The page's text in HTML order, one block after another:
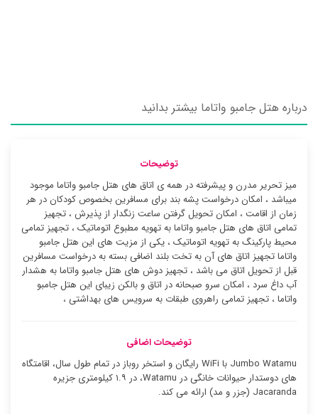
درباره هتل جامبو واتاما بیشتر بدانید
توضیحات
میز تحریر مدرن و پیشرفته در همه ی اتاق های هتل جامبو واتاما موجود
میباشد ، امکان درخواست پشه بند برای مسافرین بخصوص کودکان در هر
زمان از اقامت ، امکان تحویل گرفتن ساعت زنگدار از پذیرش ، تجهیز
تمامی اتاق های هتل جامبو واتاما به تهویه مطبوع اتوماتیک ، تجهیز تمامی
محیط پارکینگ به تهویه اتوماتیک ، یکی از مزیت های این هتل جامبو
واتاما تجهیز اتاق های آن به تخت بلند اضافی بسته به درخواست مسافرین
قبل از تحویل اتاق می باشد ، تجهیز دوش های هتل جامبو واتاما به هشدار
آب داغ سرد ، امکان سرو صبحانه در اتاق و بالکن زیبای این هتل جامبو
واتاما ، تجهیز تمامی راهروی طبقات به سرویس های بهداشتی ،
توضیحات اضافی
Jumbo Watamu با WiFi رایگان و استخر روباز در تمام طول سال، اقامتگاه
های دوستدار حیوانات خانگی در Watamu، در ۱.۹ کیلومتری جزیره
Jacaranda (جزر و مد) ارائه می کند.